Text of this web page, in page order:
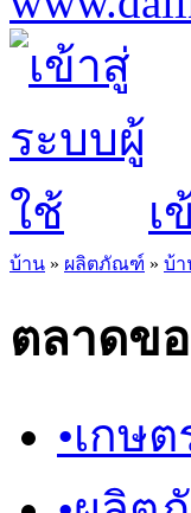
เ
บ้าน » ผลิตภัณฑ์ » บ้า
ตลาดข
•เกษต